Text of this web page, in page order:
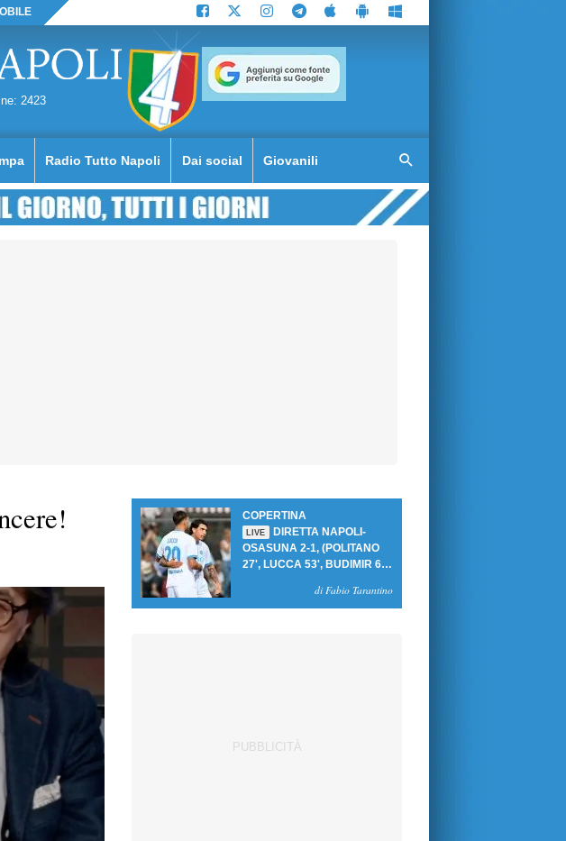
2423
Radio Tutto Napoli Dai social Giovanili
COPERTINA
LIVE
DIRETTA NAPOLI-
OSASUNA 2-1, (POLITANO
27', LUCCA 53', BUDIMIR 69'
PER PRIMA VITTORIA AL
di Fabio Tarantino